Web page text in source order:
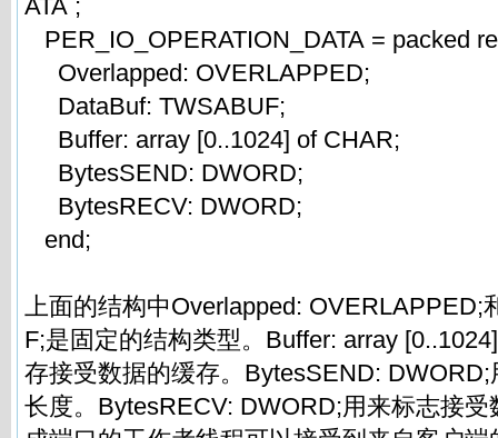
ATA ;
PER_IO_OPERATION_DATA = packed
Overlapped: OVERLAPPED;
DataBuf: TWSABUF;
Buffer: array [0..1024] of CHAR;
BytesSEND: DWORD;
BytesRECV: DWORD;
end;
上面的结构中Overlapped: OVERLAPPED;
F;是固定的结构类型。Buffer: array
存接受数据的缓存。BytesSEND:
长度。BytesRECV: DWORD;用来标志接